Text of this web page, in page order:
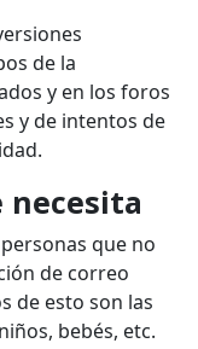
de la
y en los foros
y de intentos de
necesita
que no
de correo
de esto son las
bebés, etc.